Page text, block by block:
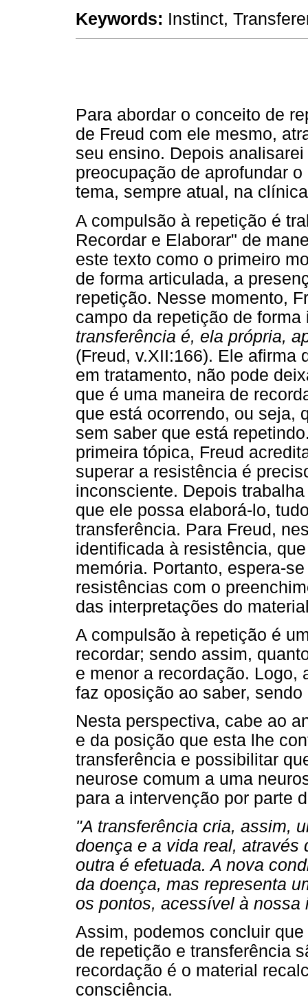
Keywords: Instinct,
Para abordar o conceito de
de Freud com ele mesmo,
seu ensino. Depois
preocupação de aprofundar
tema, sempre atual, na
A compulsão à repetição é
Recordar e Elaborar" de
este texto como o primeiro
de forma articulada, a
repetição. Nesse momento,
campo da repetição de
transferência é, ela própria,
(Freud, v.XII:166). Ele afirma
em tratamento, não pode
que é uma maneira de
que está ocorrendo, ou seja,
sem saber que está
primeira tópica, Freud
superar a resistência é
inconsciente. Depois
que ele possa elaborá-lo,
transferência. Para Freud,
identificada à resistência,
memória. Portanto, espera-
resistências com o
das interpretações do
A compulsão à repetição é
recordar; sendo assim,
e menor a recordação. Logo,
faz oposição ao saber,
Nesta perspectiva, cabe ao
e da posição que esta lhe
transferência e possibilitar
neurose comum a uma
para a intervenção por parte
"A transferência cria, assim,
doença e a vida real, através
outra é efetuada. A nova
da doença, mas representa
os pontos, acessível à nossa
Assim, podemos concluir
de repetição e transferência
recordação é o material
consciência.